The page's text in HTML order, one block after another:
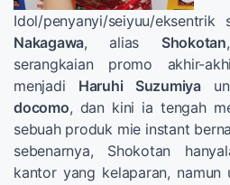
Idol/penyanyi/seiyuu/eksentrik
Nakagawa, alias Shokotan
serangkaian promo akhir-
menjadi Haruhi Suzumiya
docomo, dan kini ia tengah
sebuah produk mie instant
sebenarnya, Shokotan
kantor yang kelaparan,